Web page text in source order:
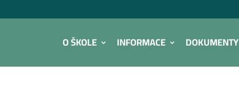
O ŠKOLE INFORMACE DOKUMENTY